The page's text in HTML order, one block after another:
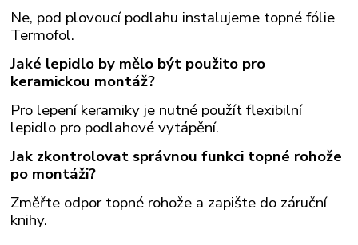
Ne, pod plovoucí podlahu instalujeme topné fólie
Termofol.
Jaké lepidlo by mělo být použito pro
keramickou montáž?
Pro lepení keramiky je nutné použít flexibilní
lepidlo pro podlahové vytápění.
Jak zkontrolovat správnou funkci topné rohože
po montáži?
Změřte odpor topné rohože a zapište do záruční
knihy.